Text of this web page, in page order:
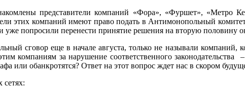
представители компаний «Фора», «Фуршет»,
этих компаний имеют право подать в Антимонопольный
уже попросили перенести принятие решения на вторую половину
сговор еще в начале августа, только не называли компаний,
компаниям за нарушение соответственного
или обанкротятся? Ответ на этот вопрос ждет нас в скором
сетях: